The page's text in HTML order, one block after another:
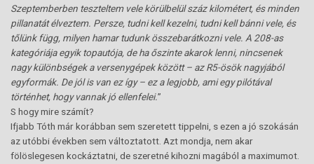
Szeptemberben teszteltem vele körülbelül száz kilométert, és minden
pillanatát élveztem. Persze, tudni kell kezelni, tudni kell bánni vele, és
tőlünk függ, milyen hamar tudunk összebarátkozni vele. A 208-as
kategóriája egyik topautója, de ha őszinte akarok lenni, nincsenek
nagy különbségek a versenygépek között – az R5-ösök nagyjából
egyformák. De jól is van ez így – ez a legjobb, ami egy pilótával
történhet, hogy vannak jó ellenfelei.”
S hogy mire számít?
Ifjabb Tóth már korábban sem szeretett tippelni, s ezen a jó szokásán
az utóbbi években sem változtatott. Azt mondja, nem akar
fölöslegesen kockáztatni, de szeretné kihozni magából a maximumot.